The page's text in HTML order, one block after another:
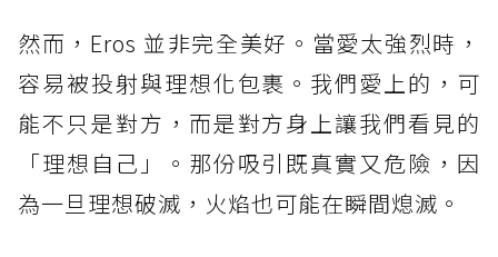
然而，Eros 並非完全美好。當愛太強烈時，
容易被投射與理想化包裹。我們愛上的，可
能不只是對方，而是對方身上讓我們看見的
「理想自己」。那份吸引既真實又危險，因
為一旦理想破滅，火焰也可能在瞬間熄滅。